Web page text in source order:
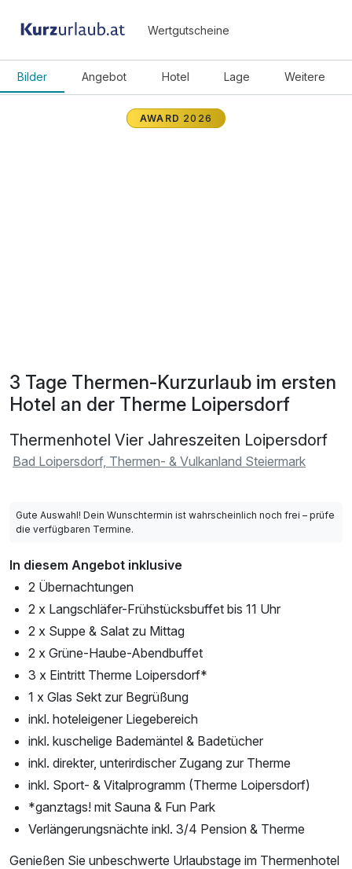
Wertgutscheine
Bilder Angebot Hotel Lage Weitere
3 Tage Thermen-Kurzurlaub im ersten
Hotel an der Therme Loipersdorf
Thermenhotel Vier Jahreszeiten Loipersdorf
Bad Loipersdorf, Thermen- & Vulkanland Steiermark
AWARD 2026
Gute Auswahl! Dein Wunschtermin ist wahrscheinlich noch frei – prüfe
die verfügbaren Termine.
In diesem Angebot inklusive
2 Übernachtungen
2 x Langschläfer-Frühstücksbuffet bis 11 Uhr
2 x Suppe & Salat zu Mittag
2 x Grüne-Haube-Abendbuffet
3 x Eintritt Therme Loipersdorf*
1 x Glas Sekt zur Begrüßung
inkl. hoteleigener Liegebereich
inkl. kuschelige Bademäntel & Badetücher
inkl. direkter, unterirdischer Zugang zur Therme
inkl. Sport- & Vitalprogramm (Therme Loipersdorf)
*ganztags! mit Sauna & Fun Park
Verlängerungsnächte inkl. 3/4 Pension & Therme
Genießen Sie unbeschwerte Urlaubstage im Thermenhotel